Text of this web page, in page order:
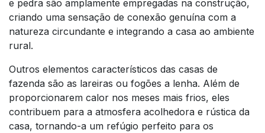
e pedra são amplamente empregadas na construção,
criando uma sensação de conexão genuína com a
natureza circundante e integrando a casa ao ambiente
rural.
Outros elementos característicos das casas de
fazenda são as lareiras ou fogões a lenha. Além de
proporcionarem calor nos meses mais frios, eles
contribuem para a atmosfera acolhedora e rústica da
casa, tornando-a um refúgio perfeito para os